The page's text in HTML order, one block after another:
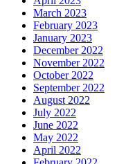
March 2023
February 2023
January 2023
December 2022
November 2022
October 2022
September 2022
August 2022
July 2022
June 2022
May 2022
April 2022